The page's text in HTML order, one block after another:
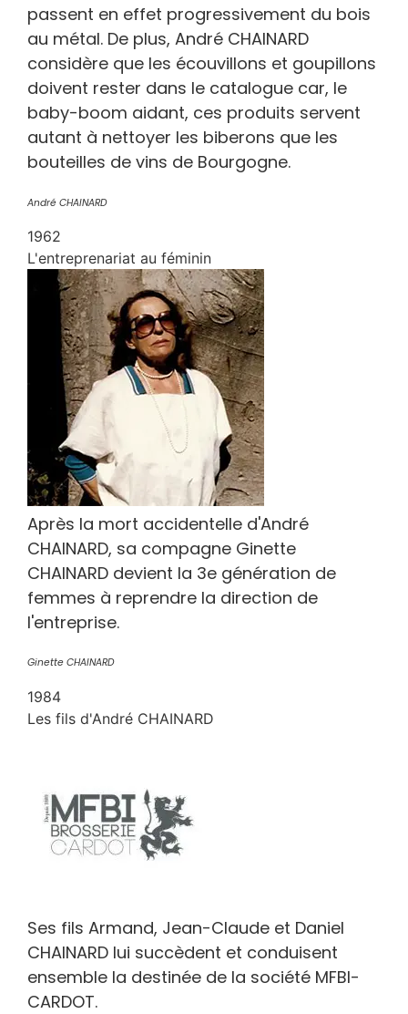
passent en effet progressivement du bois
au métal. De plus, André CHAINARD
considère que les écouvillons et goupillons
doivent rester dans le catalogue car, le
baby-boom aidant, ces produits servent
autant à nettoyer les biberons que les
bouteilles de vins de Bourgogne.
André CHAINARD
1962
L'entreprenariat au féminin
Après la mort accidentelle d'André
CHAINARD, sa compagne Ginette
CHAINARD devient la 3e génération de
femmes à reprendre la direction de
l'entreprise.
Ginette CHAINARD
1984
Les fils d'André CHAINARD
Ses fils Armand, Jean-Claude et Daniel
CHAINARD lui succèdent et conduisent
ensemble la destinée de la société MFBI-
CARDOT.